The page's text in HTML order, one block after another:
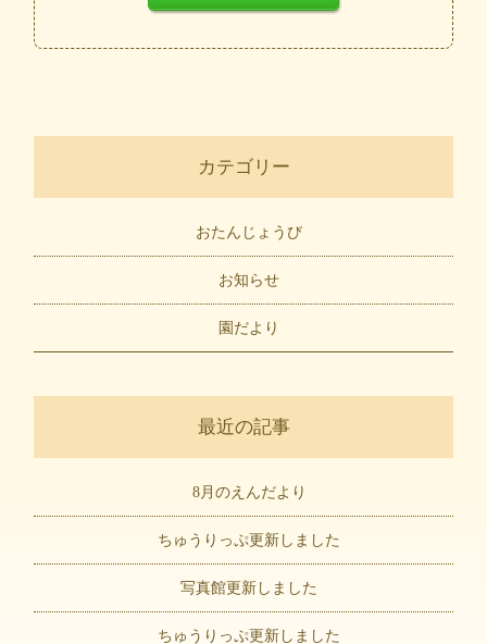
カテゴリー
おたんじょうび
お知らせ
園だより
最近の記事
8月のえんだより
ちゅうりっぷ更新しました
写真館更新しました
ちゅうりっぷ更新しました